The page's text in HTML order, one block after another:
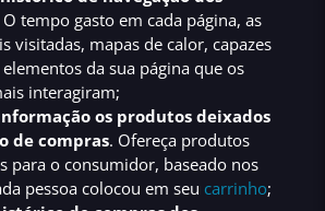
O tempo gasto em cada página, as
visitadas, mapas de calor, capazes
da sua página que os
interagiram;
os produtos deixados
de compras. Ofereça produtos
para o consumidor, baseado nos
pessoa colocou em seu carrinho;